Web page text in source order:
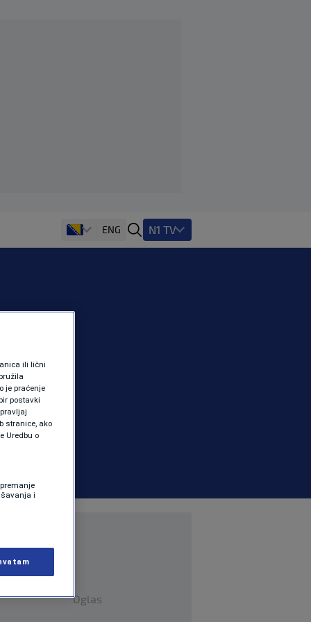
ENG N1 TV
Oglas
ili lični
je praćenje
postavki
stranice, ako
Uredbu o
i